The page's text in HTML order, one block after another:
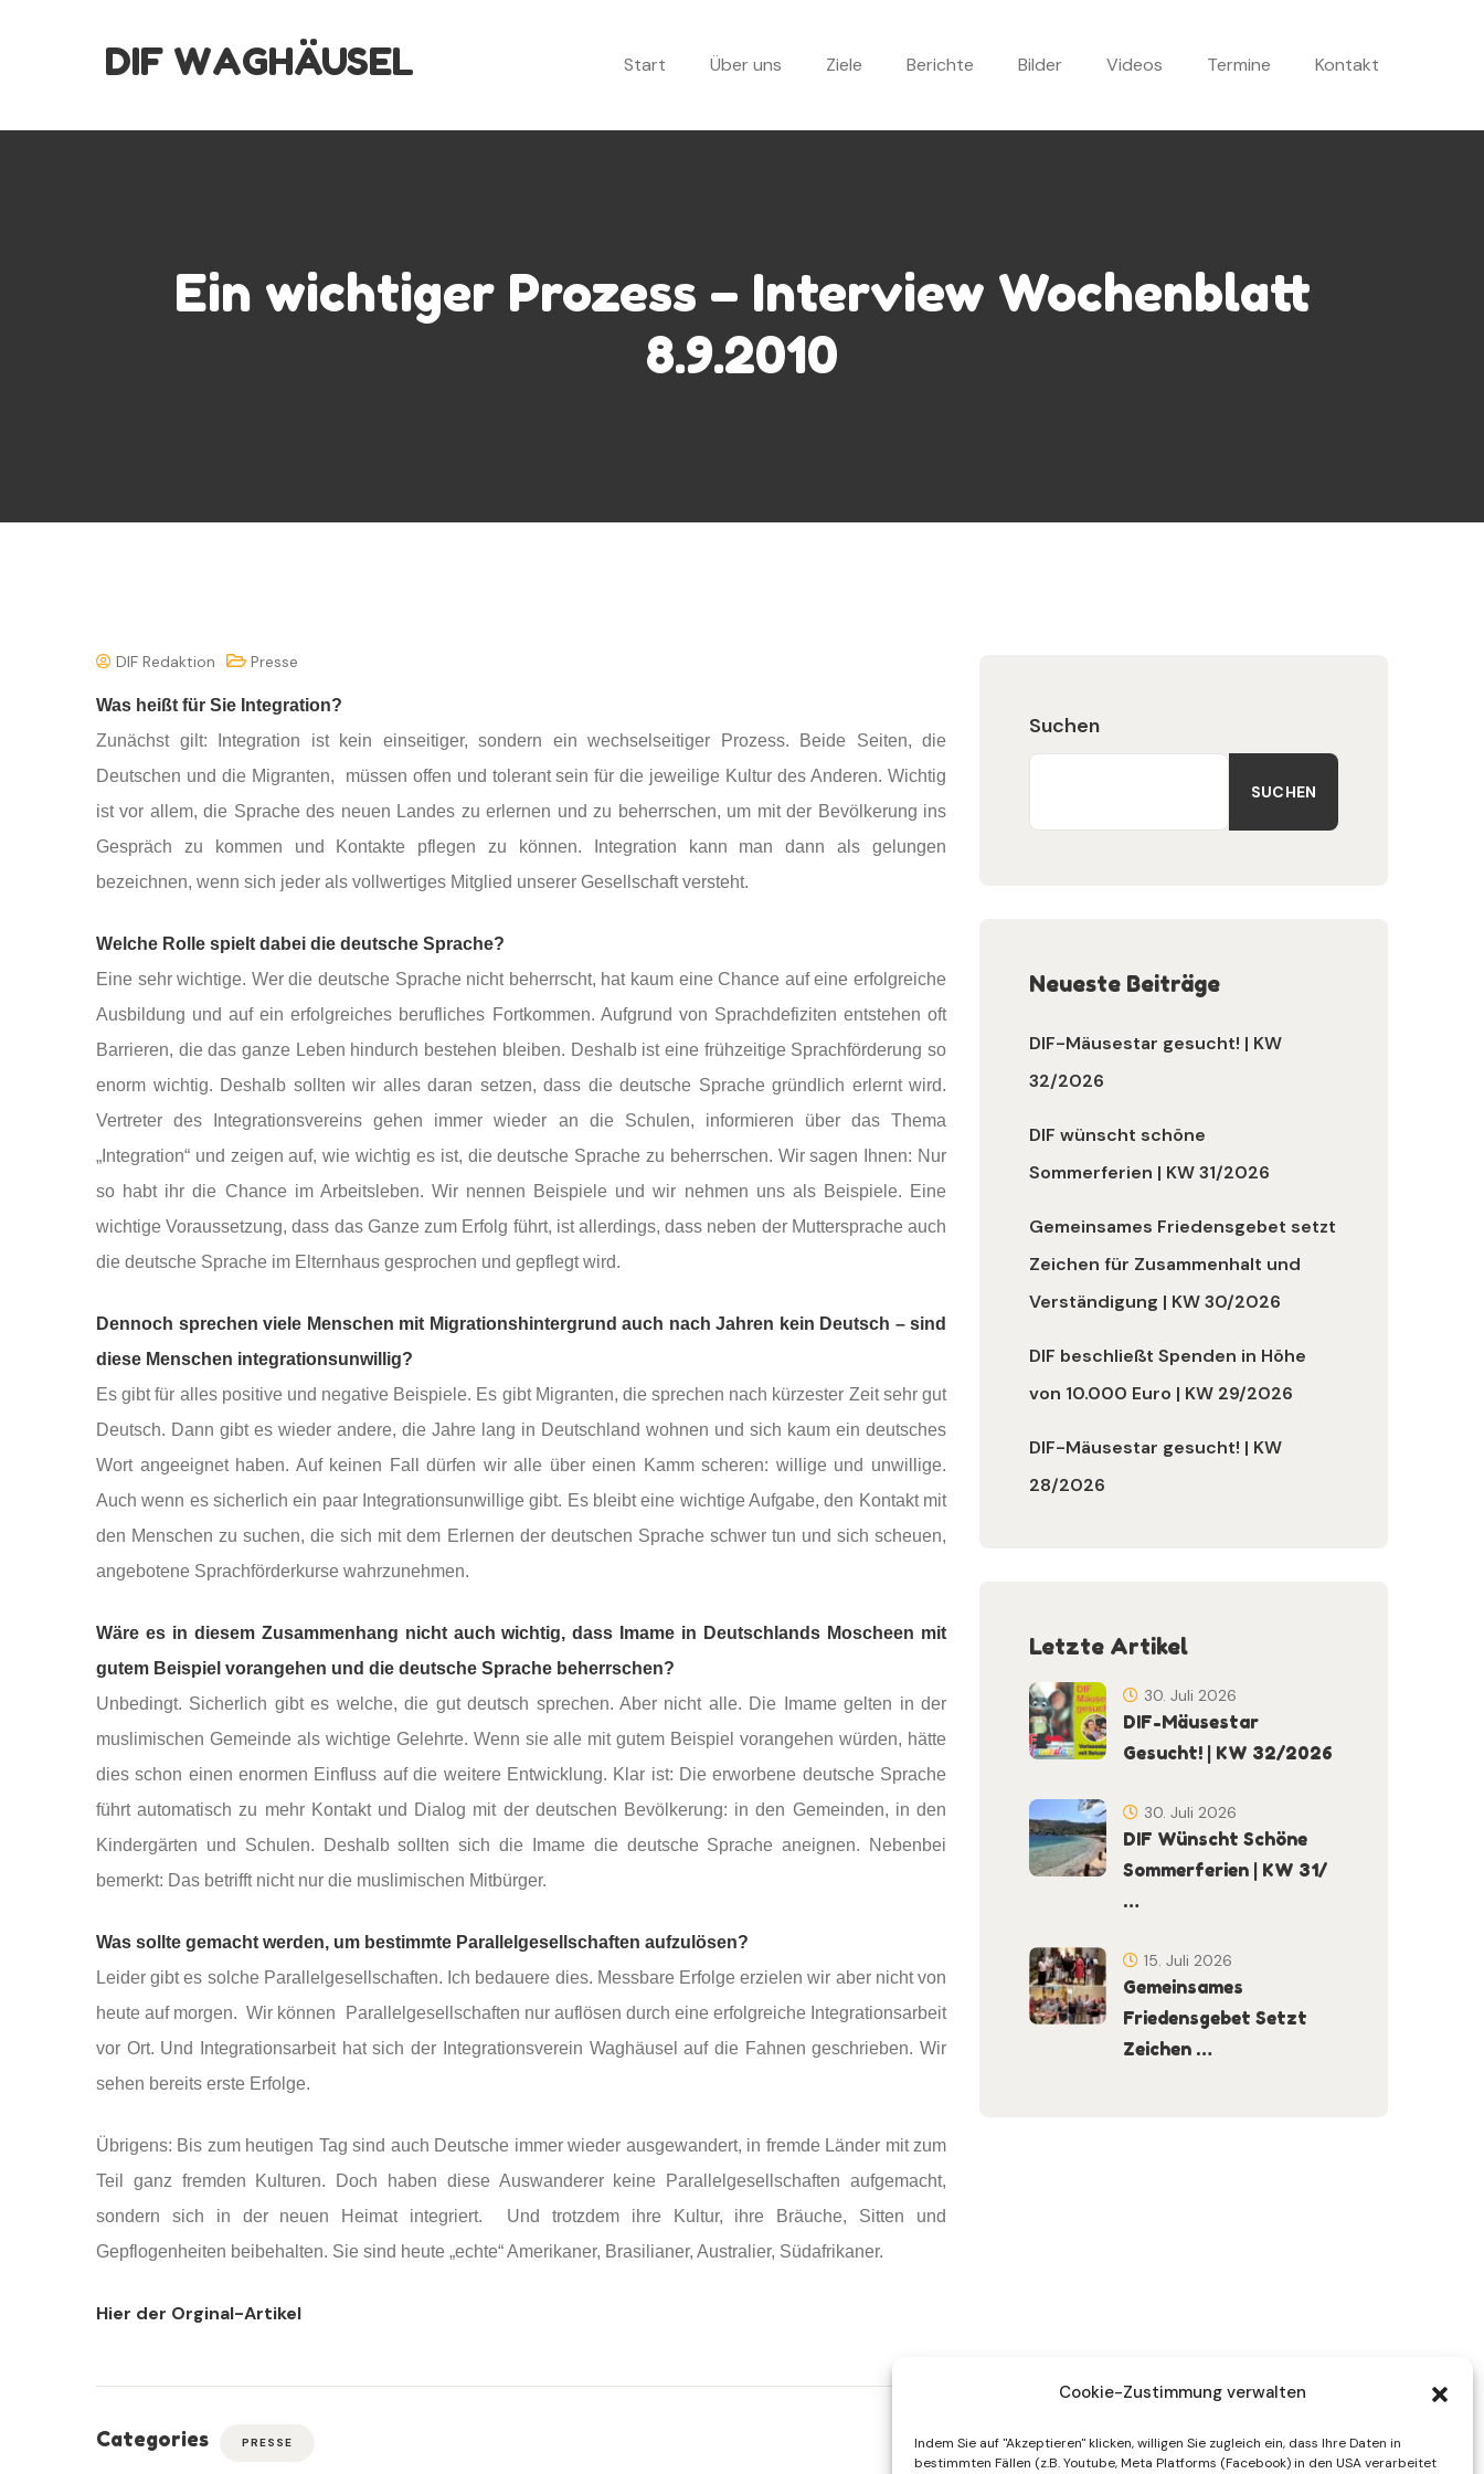
Cookie-Zustimmung verwalten
Indem Sie auf "Akzeptieren" klicken, willigen Sie zugleich ein, dass Ihre Daten in
bestimmten Fällen (z.B. Youtube, Meta Platforms (Facebook) in den USA verarbeitet
DIF WAGHÄUSEL Start Über uns Ziele Berichte Bilder Videos Termine Kontakt
Ein wichtiger Prozess – Interview Wochenblatt
8.9.2010
DIF Redaktion Presse
Was heißt für Sie Integration?
Zunächst gilt: Integration ist kein einseitiger, sondern ein wechselseitiger Prozess. Beide Seiten, die
Deutschen und die Migranten, müssen offen und tolerant sein für die jeweilige Kultur des Anderen. Wichtig
ist vor allem, die Sprache des neuen Landes zu erlernen und zu beherrschen, um mit der Bevölkerung ins
Gespräch zu kommen und Kontakte pflegen zu können. Integration kann man dann als gelungen
bezeichnen, wenn sich jeder als vollwertiges Mitglied unserer Gesellschaft versteht.
Welche Rolle spielt dabei die deutsche Sprache?
Eine sehr wichtige. Wer die deutsche Sprache nicht beherrscht, hat kaum eine Chance auf eine erfolgreiche
Ausbildung und auf ein erfolgreiches berufliches Fortkommen. Aufgrund von Sprachdefiziten entstehen oft
Barrieren, die das ganze Leben hindurch bestehen bleiben. Deshalb ist eine frühzeitige Sprachförderung so
enorm wichtig. Deshalb sollten wir alles daran setzen, dass die deutsche Sprache gründlich erlernt wird.
Vertreter des Integrationsvereins gehen immer wieder an die Schulen, informieren über das Thema
„Integration“ und zeigen auf, wie wichtig es ist, die deutsche Sprache zu beherrschen. Wir sagen Ihnen: Nur
so habt ihr die Chance im Arbeitsleben. Wir nennen Beispiele und wir nehmen uns als Beispiele. Eine
wichtige Voraussetzung, dass das Ganze zum Erfolg führt, ist allerdings, dass neben der Muttersprache auch
die deutsche Sprache im Elternhaus gesprochen und gepflegt wird.
Dennoch sprechen viele Menschen mit Migrationshintergrund auch nach Jahren kein Deutsch – sind
diese Menschen integrationsunwillig?
Es gibt für alles positive und negative Beispiele. Es gibt Migranten, die sprechen nach kürzester Zeit sehr gut
Deutsch. Dann gibt es wieder andere, die Jahre lang in Deutschland wohnen und sich kaum ein deutsches
Wort angeeignet haben. Auf keinen Fall dürfen wir alle über einen Kamm scheren: willige und unwillige.
Auch wenn es sicherlich ein paar Integrationsunwillige gibt. Es bleibt eine wichtige Aufgabe, den Kontakt mit
den Menschen zu suchen, die sich mit dem Erlernen der deutschen Sprache schwer tun und sich scheuen,
angebotene Sprachförderkurse wahrzunehmen.
Wäre es in diesem Zusammenhang nicht auch wichtig, dass Imame in Deutschlands Moscheen mit
gutem Beispiel vorangehen und die deutsche Sprache beherrschen?
Unbedingt. Sicherlich gibt es welche, die gut deutsch sprechen. Aber nicht alle. Die Imame gelten in der
muslimischen Gemeinde als wichtige Gelehrte. Wenn sie alle mit gutem Beispiel vorangehen würden, hätte
dies schon einen enormen Einfluss auf die weitere Entwicklung. Klar ist: Die erworbene deutsche Sprache
führt automatisch zu mehr Kontakt und Dialog mit der deutschen Bevölkerung: in den Gemeinden, in den
Kindergärten und Schulen. Deshalb sollten sich die Imame die deutsche Sprache aneignen. Nebenbei
bemerkt: Das betrifft nicht nur die muslimischen Mitbürger.
Was sollte gemacht werden, um bestimmte Parallelgesellschaften aufzulösen?
Leider gibt es solche Parallelgesellschaften. Ich bedauere dies. Messbare Erfolge erzielen wir aber nicht von
heute auf morgen. Wir können Parallelgesellschaften nur auflösen durch eine erfolgreiche Integrationsarbeit
vor Ort. Und Integrationsarbeit hat sich der Integrationsverein Waghäusel auf die Fahnen geschrieben. Wir
sehen bereits erste Erfolge.
Übrigens: Bis zum heutigen Tag sind auch Deutsche immer wieder ausgewandert, in fremde Länder mit zum
Teil ganz fremden Kulturen. Doch haben diese Auswanderer keine Parallelgesellschaften aufgemacht,
sondern sich in der neuen Heimat integriert. Und trotzdem ihre Kultur, ihre Bräuche, Sitten und
Gepflogenheiten beibehalten. Sie sind heute „echte“ Amerikaner, Brasilianer, Australier, Südafrikaner.
Hier der Orginal-Artikel
Categories PRESSE
Suchen
SUCHEN
Neueste Beiträge
DIF-Mäusestar gesucht! | KW
32/2026
DIF wünscht schöne
Sommerferien | KW 31/2026
Gemeinsames Friedensgebet setzt
Zeichen für Zusammenhalt und
Verständigung | KW 30/2026
DIF beschließt Spenden in Höhe
von 10.000 Euro | KW 29/2026
DIF-Mäusestar gesucht! | KW
28/2026
Letzte Artikel
DIF-Mäusestar
Gesucht! | KW 32/2026
30. Juli 2026
DIF Wünscht Schöne
Sommerferien | KW 31/
…
30. Juli 2026
Gemeinsames
Friedensgebet Setzt
Zeichen …
15. Juli 2026